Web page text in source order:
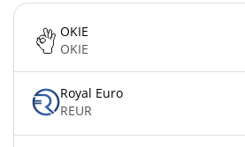
OKIE
OKIE
Royal Euro
REUR